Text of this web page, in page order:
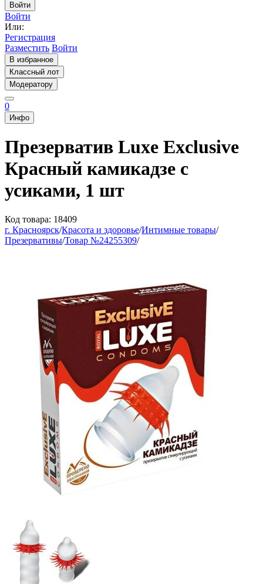
Войти
Войти
Или:
Регистрация
Разместить Войти
В избранное
Классный лот
Модератору
0
Инфо
Презерватив Luxe Exclusive
Красный камикадзе с
усиками, 1 шт
Код товара: 18409
г. Красноярск/Красота и здоровье/Интимные товары/
Презервативы/Товар №24255309/